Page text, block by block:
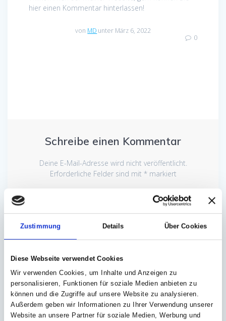
Zustimmung Details Über Cookies
Diese Webseite verwendet Cookies
Wir verwenden Cookies, um Inhalte und Anzeigen zu
personalisieren, Funktionen für soziale Medien anbieten zu
können und die Zugriffe auf unsere Website zu analysieren.
Außerdem geben wir Informationen zu Ihrer Verwendung unserer
Website an unsere Partner für soziale Medien, Werbung und
hier einen Kommentar hinterlassen!
von MD unter März 6, 2022
0
Schreibe einen Kommentar
Deine E-Mail-Adresse wird nicht veröffentlicht.
Erforderliche Felder sind mit *markiert
Name *